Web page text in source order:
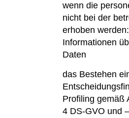
wenn die
nicht bei der
erhoben
Informationen
Daten
das Bestehen
Profiling gemäß
4 DS-GVO und